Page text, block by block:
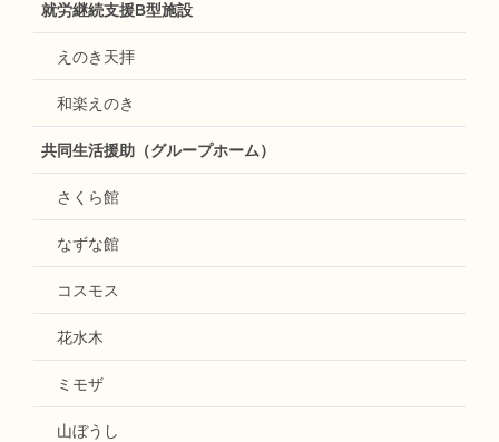
就労継続支援B型施設
えのき天拝
和楽えのき
共同生活援助（グループホーム）
さくら館
なずな館
コスモス
花水木
ミモザ
山ぼうし